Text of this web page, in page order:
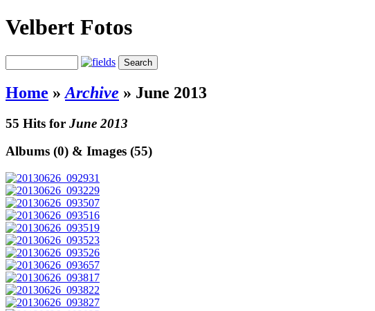
Velbert Fotos
Home » Archive » June 2013
55 Hits for June 2013
Albums (0) & Images (55)